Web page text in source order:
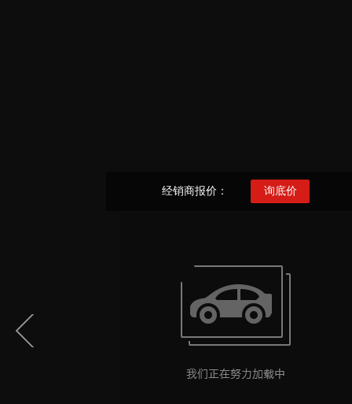
经销商报价： 询底价